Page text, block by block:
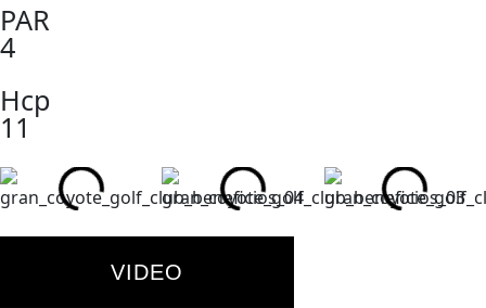
PAR
4
Hcp
11
VIDEO